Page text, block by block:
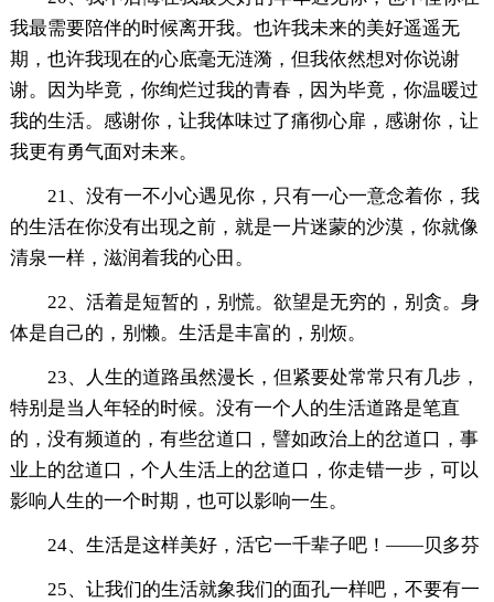
我最需要陪伴的时候离开我。也许我未来的美好遥遥无
期，也许我现在的心底毫无涟漪，但我依然想对你说谢
谢。因为毕竟，你绚烂过我的青春，因为毕竟，你温暖过
我的生活。感谢你，让我体味过了痛彻心扉，感谢你，让
我更有勇气面对未来。
21、没有一不小心遇见你，只有一心一意念着你，我
的生活在你没有出现之前，就是一片迷蒙的沙漠，你就像
清泉一样，滋润着我的心田。
22、活着是短暂的，别慌。欲望是无穷的，别贪。身
体是自己的，别懒。生活是丰富的，别烦。
23、人生的道路虽然漫长，但紧要处常常只有几步，
特别是当人年轻的时候。没有一个人的生活道路是笔直
的，没有频道的，有些岔道口，譬如政治上的岔道口，事
业上的岔道口，个人生活上的岔道口，你走错一步，可以
影响人生的一个时期，也可以影响一生。
24、生活是这样美好，活它一千辈子吧！——贝多芬
25、让我们的生活就象我们的面孔一样吧，不要有一